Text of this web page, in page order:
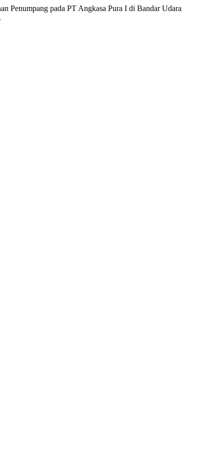
Penumpang pada PT Angkasa Pura I di Bandar Udara